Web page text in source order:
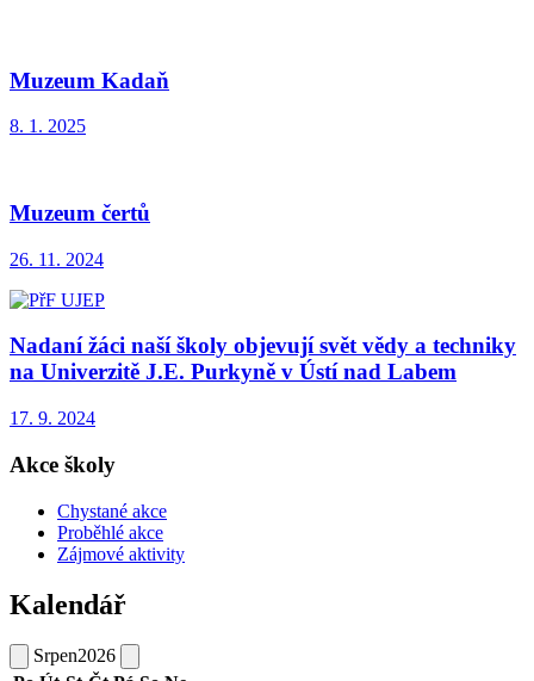
Muzeum Kadaň
8. 1. 2025
Muzeum čertů
26. 11. 2024
Nadaní žáci naší školy objevují svět vědy a techniky
na Univerzitě J.E. Purkyně v Ústí nad Labem
17. 9. 2024
Akce školy
Chystané akce
Proběhlé akce
Zájmové aktivity
Kalendář
Srpen2026